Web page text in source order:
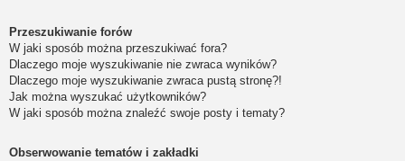
Przeszukiwanie forów
W jaki sposób można przeszukiwać fora?
Dlaczego moje wyszukiwanie nie zwraca wyników?
Dlaczego moje wyszukiwanie zwraca pustą stronę?!
Jak można wyszukać użytkowników?
W jaki sposób można znaleźć swoje posty i tematy?
Obserwowanie tematów i zakładki